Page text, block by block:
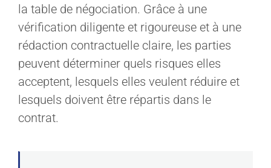
la table de négociation. Grâce à une
vérification diligente et rigoureuse et à une
rédaction contractuelle claire, les parties
peuvent déterminer quels risques elles
acceptent, lesquels elles veulent réduire et
lesquels doivent être répartis dans le
contrat.